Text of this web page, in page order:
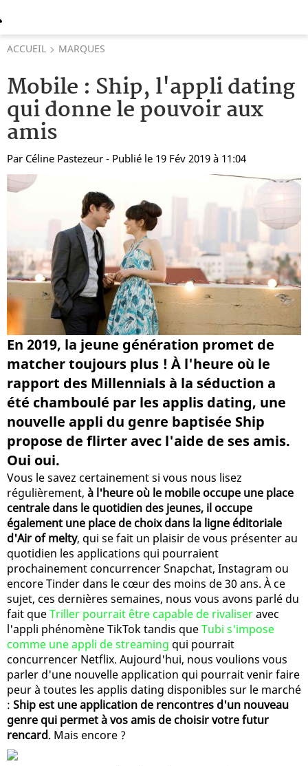
ACCUEIL MARQUES
Mobile : Ship, l'appli dating
qui donne le pouvoir aux
amis
Par Céline Pastezeur - Publié le 19 Fév 2019 à 11:04
En 2019, la jeune génération promet de
matcher toujours plus ! À l'heure où le
rapport des Millennials à la séduction a
été chamboulé par les applis dating, une
nouvelle appli du genre baptisée Ship
propose de flirter avec l'aide de ses amis.
Oui oui.
Vous le savez certainement si vous nous lisez
régulièrement, à l'heure où le mobile occupe une place
centrale dans le quotidien des jeunes, il occupe
également une place de choix dans la ligne éditoriale
d'Air of melty, qui se fait un plaisir de vous présenter au
quotidien les applications qui pourraient
prochainement concurrencer Snapchat, Instagram ou
encore Tinder dans le cœur des moins de 30 ans. À ce
sujet, ces dernières semaines, nous vous avons parlé du
fait queTriller pourrait être capable de rivaliseravec
l'appli phénomène TikTok tandis queTubi s'impose
comme une appli de streaming qui pourrait
concurrencer Netflix. Aujourd'hui, nous voulions vous
parler d'une nouvelle application qui pourrait venir faire
peur à toutes les applis dating disponibles sur le marché
: Ship est une application de rencontres d'un nouveau
genre qui permet à vos amis de choisir votre futur
rencard. Mais encore ?